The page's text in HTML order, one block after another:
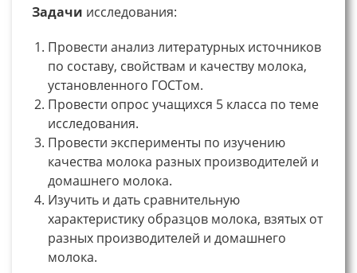
Задачи исследования:
Провести анализ литературных источников
по составу, свойствам и качеству молока,
установленного ГОСТом.
Провести опрос учащихся 5 класса по теме
исследования.
Провести эксперименты по изучению
качества молока разных производителей и
домашнего молока.
Изучить и дать сравнительную
характеристику образцов молока, взятых от
разных производителей и домашнего
молока.